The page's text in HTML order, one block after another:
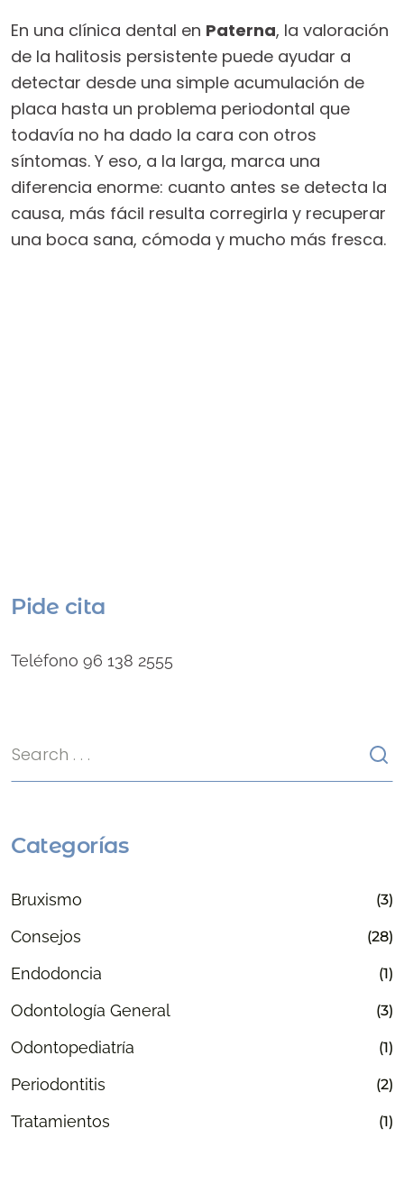
En una clínica dental en Paterna, la valoración
de la halitosis persistente puede ayudar a
detectar desde una simple acumulación de
placa hasta un problema periodontal que
todavía no ha dado la cara con otros
síntomas. Y eso, a la larga, marca una
diferencia enorme: cuanto antes se detecta la
causa, más fácil resulta corregirla y recuperar
una boca sana, cómoda y mucho más fresca.
Pide cita
Teléfono 96 138 2555
Categorías
Bruxismo (3)
Consejos (28)
Endodoncia (1)
Odontología General (3)
Odontopediatría (1)
Periodontitis (2)
Tratamientos (1)